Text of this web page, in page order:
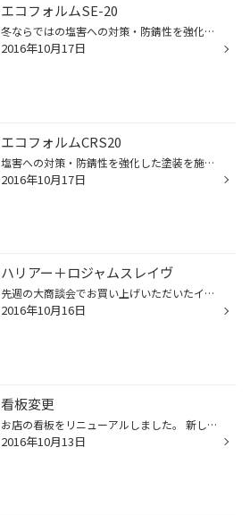
エコフォルムSE-20
冬ならではの塩害への対策・防錆性を強化した塗装を施したホイールです。 オプションカラーセンターキャップを選べますので人とは違ったオリジナルのエコフォルムを楽しむことができます。
2016年10月17日
エコフォルムCRS20
塩害への対策・防錆性を強化した塗装を施したホイールです。 保有サイズが多いのでさまざまな車に取付け可能です。 また、オプションで１２色のセンターキャップを選べますので ちょっと違った雰囲気も楽しめます。
2016年10月17日
ハリアー＋ロジャムスレイヴ
先週の大商談会でお買い上げいただいたインチアップタイヤ＆ホイールセットの装着です。 ロジャムのスレイヴグロスカットの１８インチにファイアストンＬＥ０２をセット。 グロスカット仕上げなので光が当たるとかなり光り輝いてかっこいいです。
2016年10月16日
看板変更
お店の看板をリニューアルしました。 新しいタイヤ館のロゴマークに変更になり外観のイメージががらりと変わりました。 今年は外観の変更だけですが、来年は店内もリニューアルの予定です。
2016年10月13日